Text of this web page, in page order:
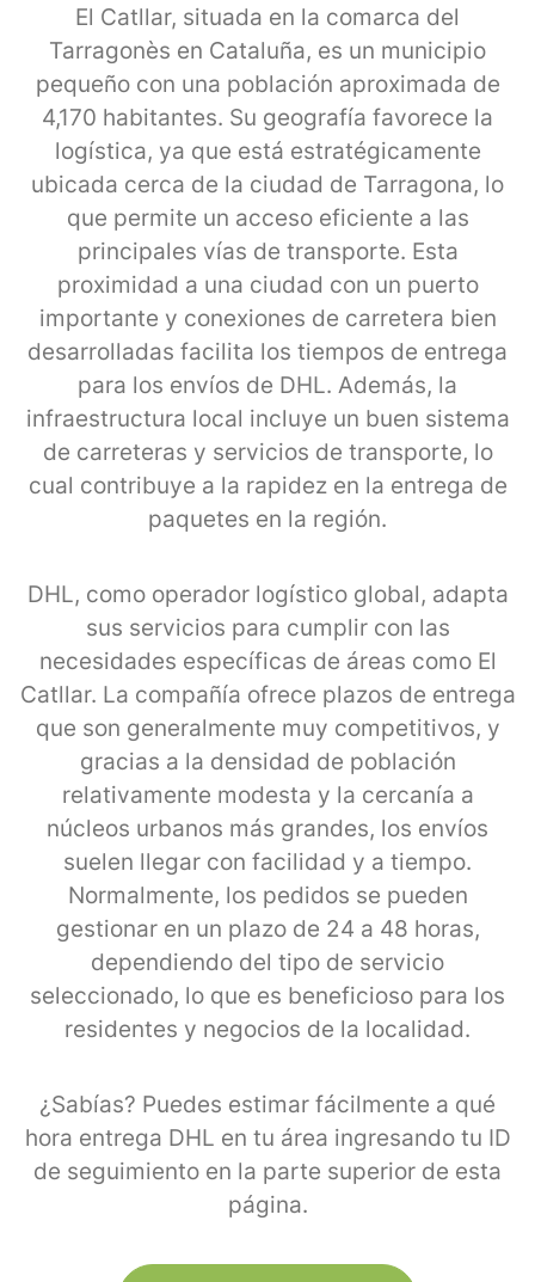
El Catllar, situada en la comarca del
Tarragonès en Cataluña, es un municipio
pequeño con una población aproximada de
4,170 habitantes. Su geografía favorece la
logística, ya que está estratégicamente
ubicada cerca de la ciudad de Tarragona, lo
que permite un acceso eficiente a las
principales vías de transporte. Esta
proximidad a una ciudad con un puerto
importante y conexiones de carretera bien
desarrolladas facilita los tiempos de entrega
para los envíos de DHL. Además, la
infraestructura local incluye un buen sistema
de carreteras y servicios de transporte, lo
cual contribuye a la rapidez en la entrega de
paquetes en la región.
DHL, como operador logístico global, adapta
sus servicios para cumplir con las
necesidades específicas de áreas como El
Catllar. La compañía ofrece plazos de entrega
que son generalmente muy competitivos, y
gracias a la densidad de población
relativamente modesta y la cercanía a
núcleos urbanos más grandes, los envíos
suelen llegar con facilidad y a tiempo.
Normalmente, los pedidos se pueden
gestionar en un plazo de 24 a 48 horas,
dependiendo del tipo de servicio
seleccionado, lo que es beneficioso para los
residentes y negocios de la localidad.
¿Sabías? Puedes estimar fácilmente a qué
hora entrega DHL en tu área ingresando tu ID
de seguimiento en la parte superior de esta
página.